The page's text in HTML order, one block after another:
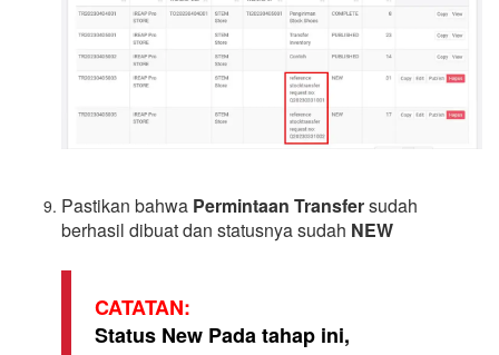
Pastikan bahwa Permintaan Transfersudah
berhasil dibuat dan statusnya sudah NEW
CATATAN:
Status New Pada tahap ini,